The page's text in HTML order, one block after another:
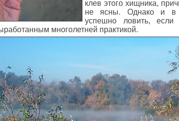
клев этого хищника,
не ясны. Однако и в
успешно ловить, если
многолетней практикой.